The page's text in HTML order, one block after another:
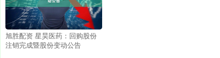
旭胜配资 星昊医药：回购股份
注销完成暨股份变动公告